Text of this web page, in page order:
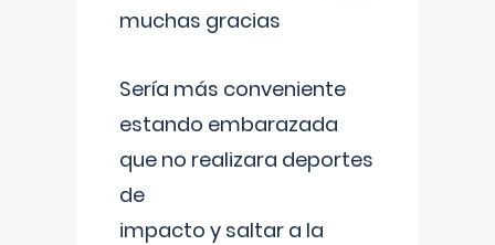
muchas gracias
Sería más conveniente
estando embarazada
que no realizara deportes
de
impacto y saltar a la